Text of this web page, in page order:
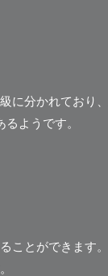
に分かれており
ようです。
ことができます